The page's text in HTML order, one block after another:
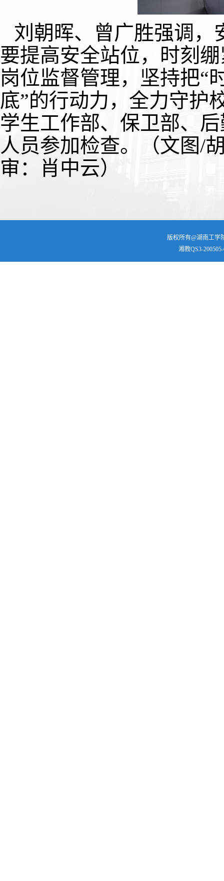
刘朝晖、曾广胜强调，
要提高安全站位，时刻
岗位监督管理，坚持把“
底”的行动力，全力守护
学生工作部、保卫部、
人员参加检查。
（文图/
审：肖中云）
版权所有@湖南工学
湘教QS3-